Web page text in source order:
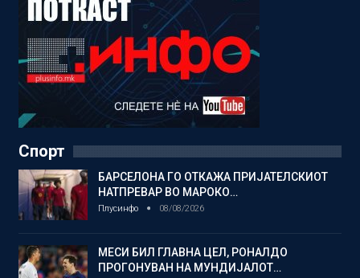
Спорт
БАРСЕЛОНА ГО ОТКАЖА ПРИЈАТЕЛСКИОТ
НАТПРЕВАР ВО МАРОКО…
Плусинфо 08/08/2026
МЕСИ БИЛ ГЛАВНА ЦЕЛ, РОНАЛДО
ПРОГОНУВАН НА МУНДИЈАЛОТ…